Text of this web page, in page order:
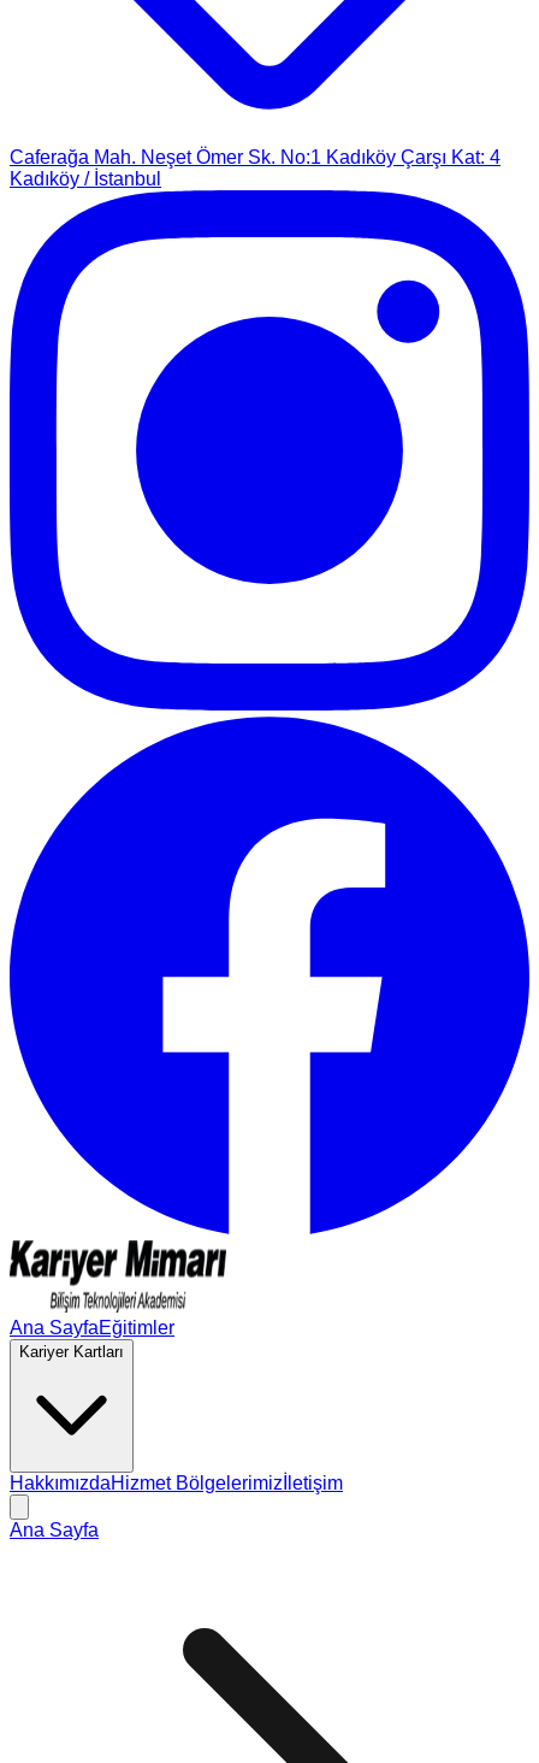
Caferağa Mah. Neşet Ömer Sk. No:1 Kadıköy Çarşı Kat: 4
Kadıköy / İstanbul
Ana SayfaEğitimler
Kariyer Kartları
HakkımızdaHizmet Bölgelerimiz İletişim
Ana Sayfa